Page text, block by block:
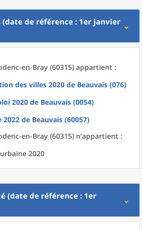
(date de référence : 1er janvier
en-Bray (60315) appartient :
des villes 2020 de Beauvais (076)
2020 de Beauvais (0054)
2022 de Beauvais (60057)
en-Bray (60315) n’appartient :
2020
(date de référence : 1er